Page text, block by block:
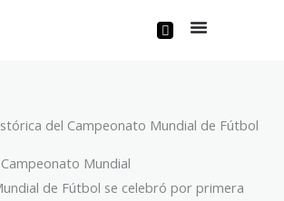
del Campeonato Mundial de Fútbol
Mundial
de Fútbol se celebró por primera